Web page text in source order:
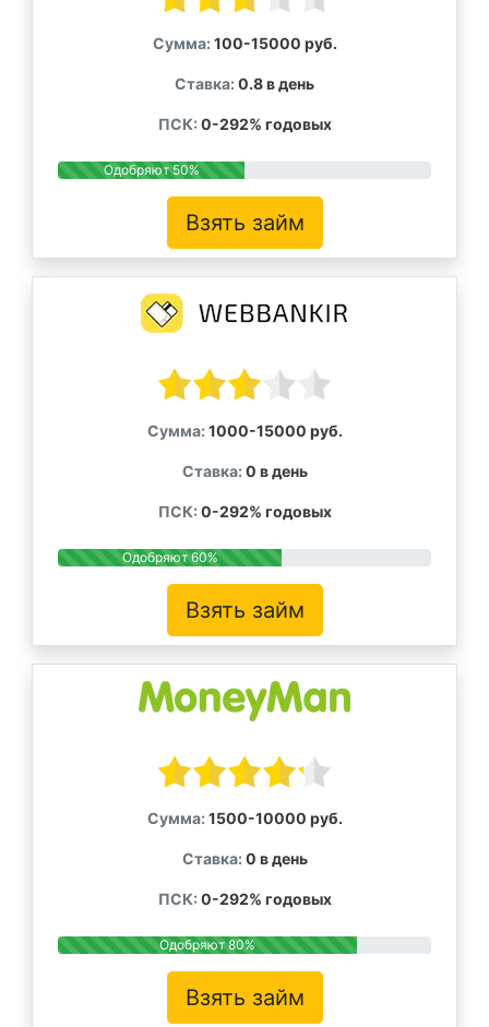
Сумма: 100-15000 руб.
Ставка: 0.8 в день
ПСК: 0-292% годовых
Одобряют 50%
Взять займ
Сумма: 1000-15000 руб.
Ставка: 0 в день
ПСК: 0-292% годовых
Одобряют 60%
Взять займ
Сумма: 1500-10000 руб.
Ставка: 0 в день
ПСК: 0-292% годовых
Одобряют 80%
Взять займ